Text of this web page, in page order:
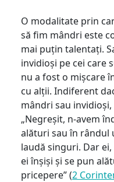
O modalitate prin
să fim mândri este
mai puțin talentați.
invidioși pe cei care
nu a fost o mișcare
cu alții. Indiferent
mândri sau
„Negreșit, n-avem
alături sau în rândul
laudă singuri. Dar
ei înșiși și se pun
pricepere” (2